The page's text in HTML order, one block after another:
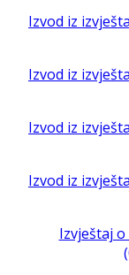
Izvod iz
Izvod iz
Izvod iz
Izvod iz
Izvještaj